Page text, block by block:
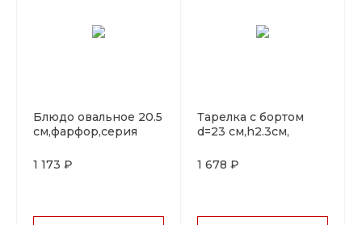
Блюдо овальное 20.5
cм,фарфор,серия
1 173 ₽
Тарелка с бортом
d=23 cм,h2.3см,
By Bone
1 678 ₽